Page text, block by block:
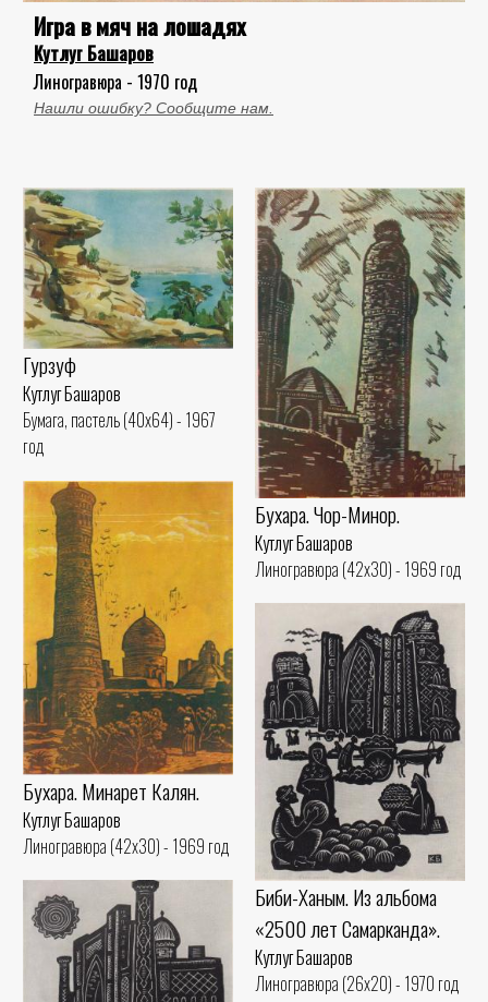
Игра в мяч на лошадях
Кутлуг Башаров
Линогравюра - 1970 год
Нашли ошибку? Сообщите нам.
Гурзуф
Кутлуг Башаров
Бумага, пастель (40x64) - 1967
год
Бухара. Чор-Минор.
Кутлуг Башаров
Линогравюра (42x30) - 1969 год
Бухара. Минарет Калян.
Кутлуг Башаров
Линогравюра (42x30) - 1969 год
Биби-Ханым. Из альбома
«2500 лет Самарканда».
Кутлуг Башаров
Линогравюра (26x20) - 1970 год